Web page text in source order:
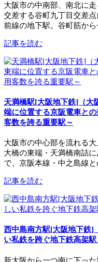
大阪市の中南部、南北に
交差する谷町九丁目交差
前線の地下駅。谷町筋から
記事を読む
天満橋駅[大阪地下鉄]（大
端に位置する京阪電車と
客数を誇る重要駅～
大阪市の中心部を流れる
大橋の東端・天満橋南詰
で、京阪本線・中之島線
記事を読む
西中島南方駅[大阪地下鉄]
い私鉄を跨ぐ地下鉄高架駅
新大阪から一つ南に下っ